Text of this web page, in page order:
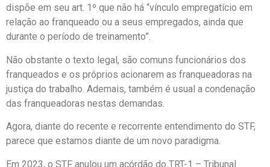
dispõe em seu art. 1º que não há “vínculo empregatício em
relação ao franqueado ou a seus empregados, ainda que
durante o período de treinamento”.
Não obstante o texto legal, são comuns funcionários dos
franqueados e os próprios acionarem as franqueadoras na
justiça do trabalho. Ademais, também é usual a condenação
das franqueadoras nestas demandas.
Agora, diante do recente e recorrente entendimento do STF,
parece que estamos diante de um novo paradigma.
Em 2023, o STF anulou um acórdão do TRT-1 – Tribunal